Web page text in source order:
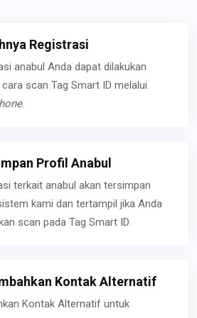
Registrasi
anabul Anda dapat dilakukan
scan Tag Smart ID melalui
.
Profil Anabul
terkait anabul akan tersimpan
kami dan tertampil jika Anda
scan pada Tag Smart ID.
Kontak Alternatif
Kontak Alternatif untuk